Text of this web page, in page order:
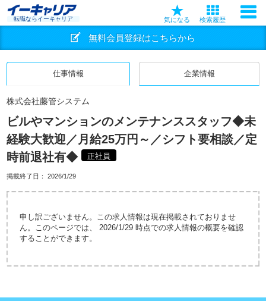
転職ならイーキャリア 気になる 検索履歴
無料会員登録はこちらから
仕事情報 企業情報
株式会社藤管システム
ビルやマンションのメンテナンススタッフ◆未
経験大歓迎／月給25万円～／シフト要相談／定
時前退社有◆
正社員
掲載終了日： 2026/1/29
申し訳ございません。この求人情報は現在掲載されておりませ
ん。このページでは、 2026/1/29 時点での求人情報の概要を確認
することができます。